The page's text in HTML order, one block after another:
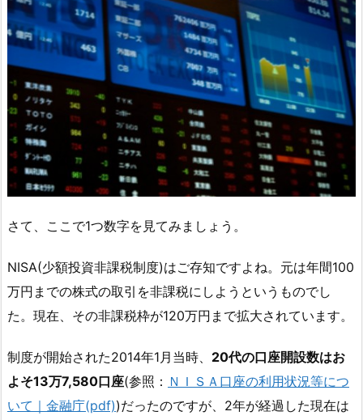
さて、ここで1つ数字を見てみましょう。
NISA(少額投資非課税制度)はご存知ですよね。元は年間100
万円までの株式の取引を非課税にしようというものでし
た。現在、その非課税枠が120万円まで拡大されています。
制度が開始された2014年1月当時、 20代の口座開設数はお
よそ13万7,580口座(参照： ＮＩＳＡ口座の利用状況等につ
いて｜金融庁(pdf))だったのですが、2年が経過した現在は